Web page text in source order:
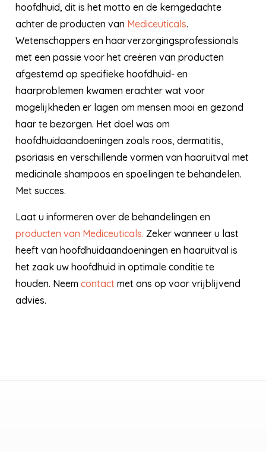
hoofdhuid, dit is het motto en de kerngedachte
achter de producten van Mediceuticals.
Wetenschappers en haarverzorgingsprofessionals
met een passie voor het creëren van producten
afgestemd op specifieke hoofdhuid- en
haarproblemen kwamen erachter wat voor
mogelijkheden er lagen om mensen mooi en gezond
haar te bezorgen. Het doel was om
hoofdhuidaandoeningen zoals roos, dermatitis,
psoriasis en verschillende vormen van haaruitval met
medicinale shampoos en spoelingen te behandelen.
Met succes.
Laat u informeren over de behandelingen en
producten van Mediceuticals. Zeker wanneer u last
heeft van hoofdhuidaandoeningen en haaruitval is
het zaak uw hoofdhuid in optimale conditie te
houden. Neemcontact met ons op voor vrijblijvend
advies.